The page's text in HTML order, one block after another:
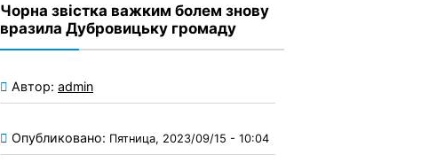
Чорна звістка важким болем знову
вразила Дубровицьку громаду
Автор: admin
Опубликовано: Пятница, 2023/09/15 - 10:04